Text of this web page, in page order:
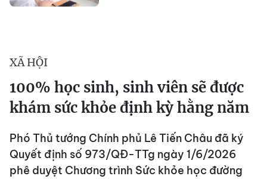
XÃ HỘI
100% học sinh, sinh viên sẽ được
khám sức khỏe định kỳ hằng năm
Phó Thủ tướng Chính phủ Lê Tiến Châu đã ký
Quyết định số 973/QĐ-TTg ngày 1/6/2026
phê duyệt Chương trình Sức khỏe học đường